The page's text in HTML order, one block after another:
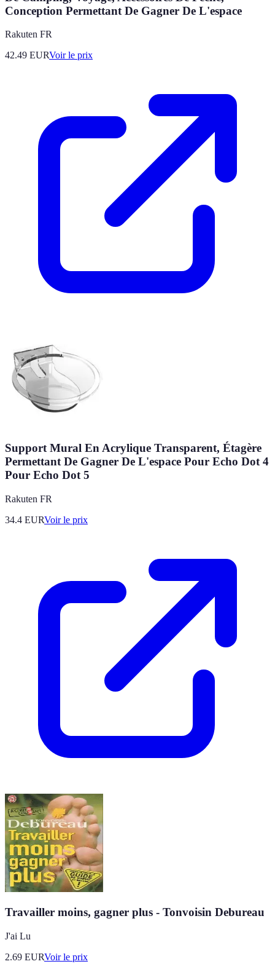
Conception Permettant De Gagner De L'espace
Rakuten FR
42.49 EURVoir le prix
Support Mural En Acrylique Transparent, Étagère
Permettant De Gagner De L'espace Pour Echo Dot 4
Pour Echo Dot 5
Rakuten FR
34.4 EURVoir le prix
Travailler moins, gagner plus - Tonvoisin Debureau
J'ai Lu
2.69 EURVoir le prix